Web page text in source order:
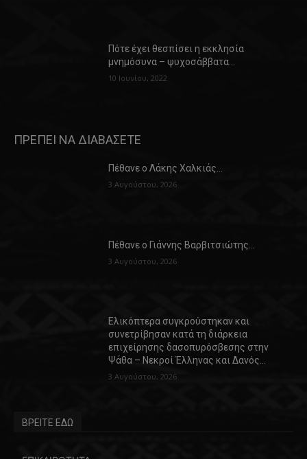
Πότε έχει θεσπίσει η εκκλησία
μνημόσυνα – ψυχοσάββατα…
10 Ιουνίου, 2022
ΠΡΕΠΕΙ ΝΑ ΔΙΑΒΑΣΕΤΕ
Πέθανε ο Λάκης Χαλκιάς…
3 Αυγούστου, 2026
Πέθανε ο Γιάννης Βαρβιτσιώτης…
3 Αυγούστου, 2026
Ελικόπτερα συγκρούστηκαν και
συνετρίβησαν κατά τη διάρκεια
επιχείρησης δασοπυρόσβεσης στην
Ψάθα – Νεκροί Έλληνας και Δανός…
3 Αυγούστου, 2026
ΒΡΕΙΤΕ ΕΔΩ